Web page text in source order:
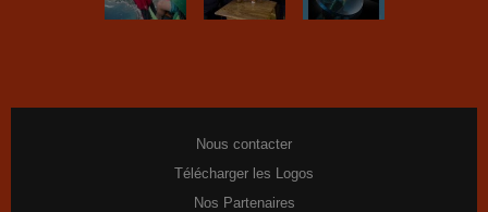
Nous contacter
Télécharger les Logos
Nos Partenaires